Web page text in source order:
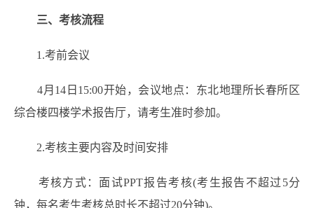
三、考核流程
1.考前会议
4月14日15:00开始，会议地点：东北地理所长春所区
综合楼四楼学术报告厅，请考生准时参加。
2.考核主要内容及时间安排
考核方式：面试PPT报告考核(考生报告不超过5分
钟，每名考生考核总时长不超过20分钟)。